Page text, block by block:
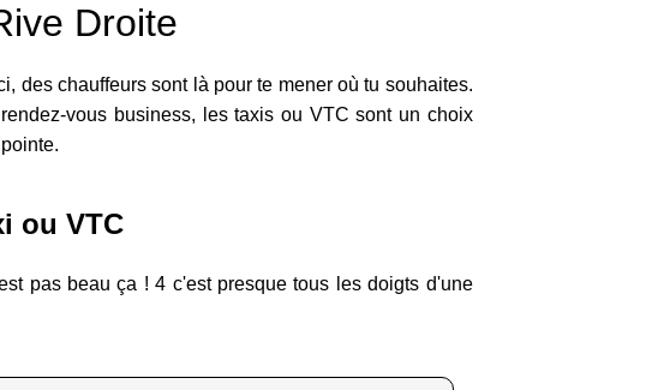
Droite
des chauffeurs sont là pour te mener où tu souhaites.
vous business, les taxis ou VTC sont un choix
ou VTC
pas beau ça ! 4 c'est presque tous les doigts d'une